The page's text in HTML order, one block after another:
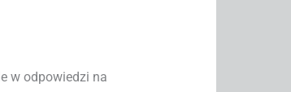
w odpowiedzi na